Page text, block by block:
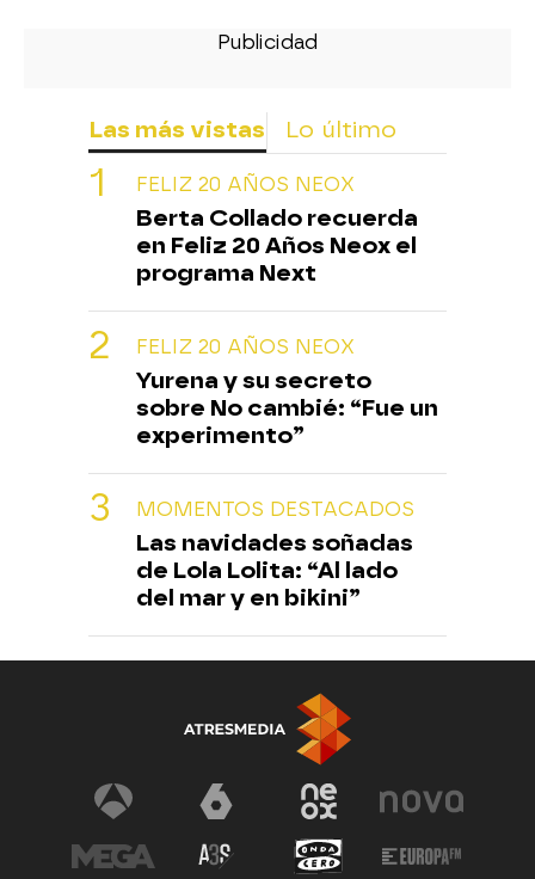
Las más vistas Lo último
FELIZ 20 AÑOS NEOX
Berta Collado recuerda
en Feliz 20 Años Neox el
programa Next
FELIZ 20 AÑOS NEOX
Yurena y su secreto
sobre No cambié: “Fue un
experimento”
MOMENTOS DESTACADOS
Las navidades soñadas
de Lola Lolita: “Al lado
del mar y en bikini”